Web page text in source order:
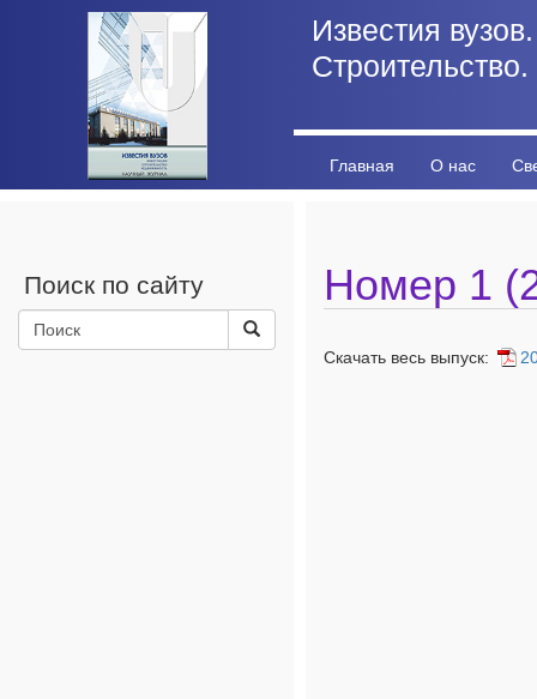
Известия
Главная О нас
Поиск по сайту Номер 1
Скачать весь выпуск: